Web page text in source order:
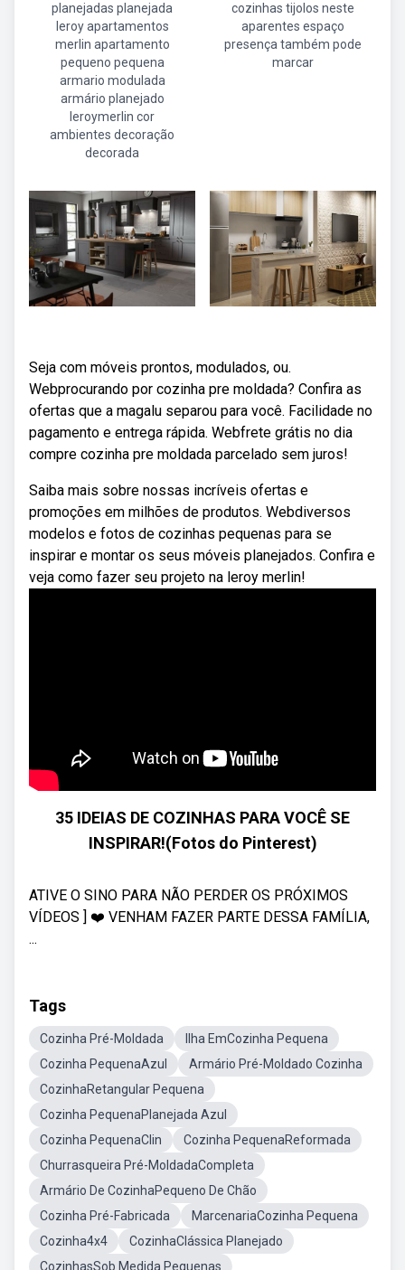
planejadas planejada
leroy apartamentos
merlin apartamento
pequeno pequena
armario modulada
armário planejado
leroymerlin cor
ambientes decoração
decorada
cozinhas tijolos neste
aparentes espaço
presença também pode
marcar
Seja com móveis prontos, modulados, ou.
Webprocurando por cozinha pre moldada? Confira as
ofertas que a magalu separou para você. Facilidade no
pagamento e entrega rápida. Webfrete grátis no dia
compre cozinha pre moldada parcelado sem juros!
Saiba mais sobre nossas incríveis ofertas e
promoções em milhões de produtos. Webdiversos
modelos e fotos de cozinhas pequenas para se
inspirar e montar os seus móveis planejados. Confira e
veja como fazer seu projeto na leroy merlin!
35 IDEIAS DE COZINHAS PARA VOCÊ SE
INSPIRAR!(Fotos do Pinterest)
ATIVE O SINO PARA NÃO PERDER OS PRÓXIMOS
VÍDEOS ] ❤️ VENHAM FAZER PARTE DESSA FAMÍLIA,
...
Tags
Cozinha Pré-Moldada
Ilha EmCozinha Pequena
Cozinha PequenaAzul
Armário Pré-Moldado Cozinha
CozinhaRetangular Pequena
Cozinha PequenaPlanejada Azul
Cozinha PequenaClin
Cozinha PequenaReformada
Churrasqueira Pré-MoldadaCompleta
Armário De CozinhaPequeno De Chão
Cozinha Pré-Fabricada
MarcenariaCozinha Pequena
Cozinha4x4
CozinhaClássica Planejado
CozinhasSob Medida Pequenas